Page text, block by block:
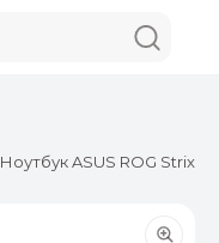
Ноутбук ASUS ROG Strix